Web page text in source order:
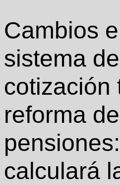
Cambios
sistema de
cotización
reforma
calculará